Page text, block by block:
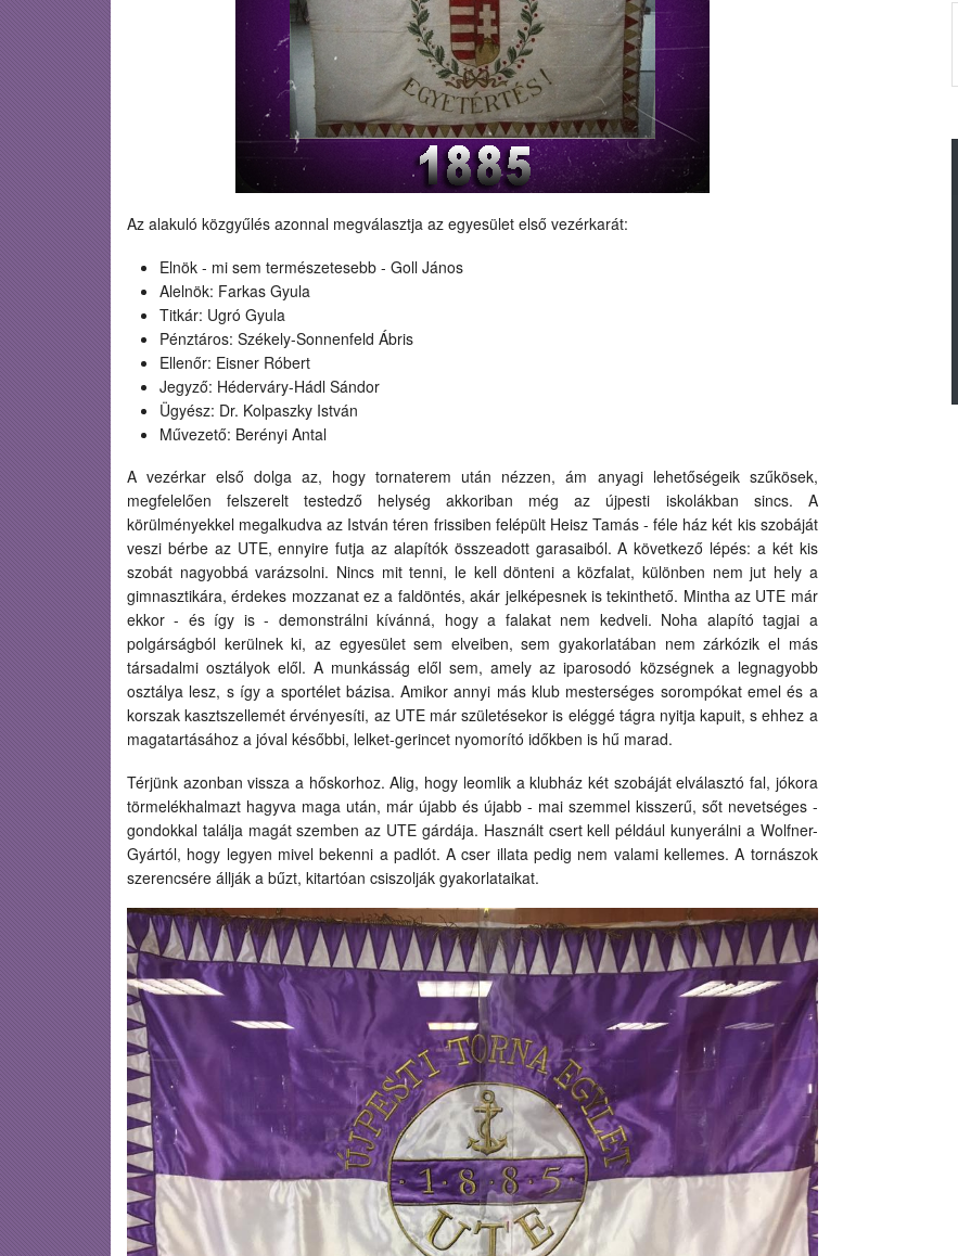
Az alakuló közgyűlés azonnal megválasztja az egyesület első vezérkarát:
Elnök - mi sem természetesebb - Goll János
Alelnök: Farkas Gyula
Titkár: Ugró Gyula
Pénztáros: Székely-Sonnenfeld Ábris
Ellenőr: Eisner Róbert
Jegyző: Héderváry-Hádl Sándor
Ügyész: Dr. Kolpaszky István
Művezető: Berényi Antal
A vezérkar első dolga az, hogy tornaterem után nézzen, ám anyagi lehetőségeik szűkösek,
megfelelően felszerelt testedző helység akkoriban még az újpesti iskolákban sincs. A
körülményekkel megalkudva az István téren frissiben felépült Heisz Tamás - féle ház két kis szobáját
veszi bérbe az UTE, ennyire futja az alapítók összeadott garasaiból. A következő lépés: a két kis
szobát nagyobbá varázsolni. Nincs mit tenni, le kell dönteni a közfalat, különben nem jut hely a
gimnasztikára, érdekes mozzanat ez a faldöntés, akár jelképesnek is tekinthető. Mintha az UTE már
ekkor - és így is - demonstrálni kívánná, hogy a falakat nem kedveli. Noha alapító tagjai a
polgárságból kerülnek ki, az egyesület sem elveiben, sem gyakorlatában nem zárkózik el más
társadalmi osztályok elől. A munkásság elől sem, amely az iparosodó községnek a legnagyobb
osztálya lesz, s így a sportélet bázisa. Amikor annyi más klub mesterséges sorompókat emel és a
korszak kasztszellemét érvényesíti, az UTE már születésekor is eléggé tágra nyitja kapuit, s ehhez a
magatartásához a jóval későbbi, lelket-gerincet nyomorító időkben is hű marad.
Térjünk azonban vissza a hőskorhoz. Alig, hogy leomlik a klubház két szobáját elválasztó fal, jókora
törmelékhalmazt hagyva maga után, már újabb és újabb - mai szemmel kisszerű, sőt nevetséges -
gondokkal találja magát szemben az UTE gárdája. Használt csert kell például kunyerálni a Wolfner-
Gyártól, hogy legyen mivel bekenni a padlót. A cser illata pedig nem valami kellemes. A tornászok
szerencsére állják a bűzt, kitartóan csiszolják gyakorlataikat.